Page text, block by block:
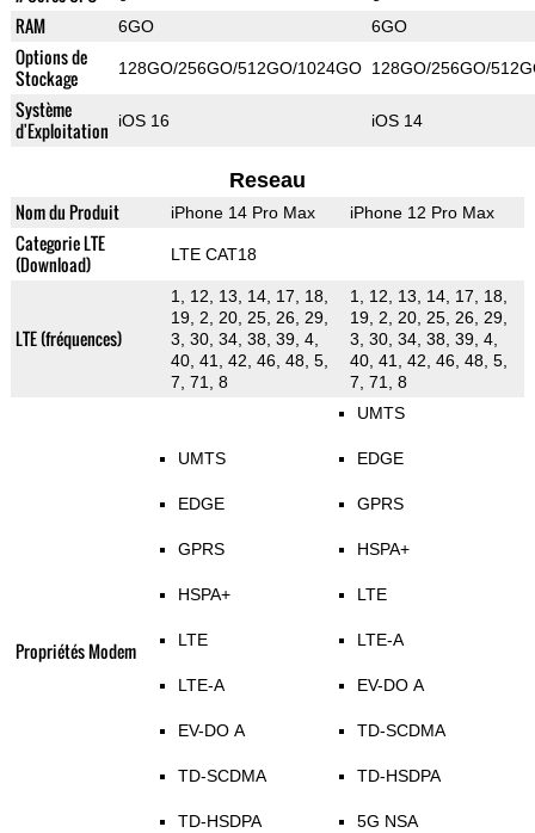
RAM 6GO 6GO
Options de
Stockage
128GO/256GO/512GO/1024GO 128GO/256GO/
Système
d'Exploitation
iOS 16 iOS 14
Reseau
Nom du Produit iPhone 14 Pro Max iPhone 12 Pro Max
Categorie LTE
(Download)
LTE CAT18
LTE (fréquences)
1, 12, 13, 14, 17, 18,
19, 2, 20, 25, 26, 29,
3, 30, 34, 38, 39, 4,
40, 41, 42, 46, 48, 5,
7, 71, 8
1, 12, 13, 14, 17, 18,
19, 2, 20, 25, 26, 29,
3, 30, 34, 38, 39, 4,
40, 41, 42, 46, 48, 5,
7, 71, 8
Propriétés Modem
UMTS
EDGE
GPRS
HSPA+
LTE
LTE-A
EV-DO A
TD-SCDMA
TD-HSDPA
UMTS
EDGE
GPRS
HSPA+
LTE
LTE-A
EV-DO A
TD-SCDMA
TD-HSDPA
5G NSA